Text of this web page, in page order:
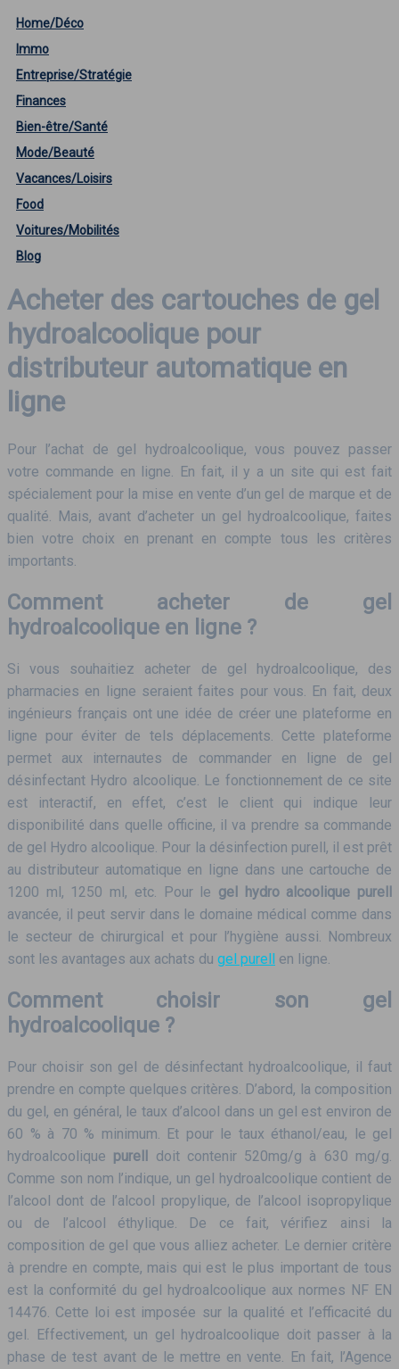
Home/Déco
Immo
Entreprise/Stratégie
Finances
Bien-être/Santé
Mode/Beauté
Vacances/Loisirs
Food
Voitures/Mobilités
Blog
Acheter des cartouches de gel
hydroalcoolique pour
distributeur automatique en
ligne
Pour l’achat de gel hydroalcoolique, vous pouvez passer
votre commande en ligne. En fait, il y a un site qui est fait
spécialement pour la mise en vente d’un gel de marque et de
qualité. Mais, avant d’acheter un gel hydroalcoolique, faites
bien votre choix en prenant en compte tous les critères
importants.
Comment acheter de gel
hydroalcoolique en ligne ?
Si vous souhaitiez acheter de gel hydroalcoolique, des
pharmacies en ligne seraient faites pour vous. En fait, deux
ingénieurs français ont une idée de créer une plateforme en
ligne pour éviter de tels déplacements. Cette plateforme
permet aux internautes de commander en ligne de gel
désinfectant Hydro alcoolique. Le fonctionnement de ce site
est interactif, en effet, c’est le client qui indique leur
disponibilité dans quelle officine, il va prendre sa commande
de gel Hydro alcoolique. Pour la désinfection purell, il est prêt
au distributeur automatique en ligne dans une cartouche de
1200 ml, 1250 ml, etc. Pour le gel hydro alcoolique purell
avancée, il peut servir dans le domaine médical comme dans
le secteur de chirurgical et pour l’hygiène aussi. Nombreux
sont les avantages aux achats du gel purell en ligne.
Comment choisir son gel
hydroalcoolique ?
Pour choisir son gel de désinfectant hydroalcoolique, il faut
prendre en compte quelques critères. D’abord, la composition
du gel, en général, le taux d’alcool dans un gel est environ de
60 % à 70 % minimum. Et pour le taux éthanol/eau, le gel
hydroalcoolique purell
doit contenir 520mg/g à 630 mg/g.
Comme son nom l’indique, un gel hydroalcoolique contient de
l’alcool dont de l’alcool propylique, de l’alcool isopropylique
ou de l’alcool éthylique. De ce fait, vérifiez ainsi la
composition de gel que vous alliez acheter. Le dernier critère
à prendre en compte, mais qui est le plus important de tous
est la conformité du gel hydroalcoolique aux normes NF EN
14476. Cette loi est imposée sur la qualité et l’efficacité du
gel. Effectivement, un gel hydroalcoolique doit passer à la
phase de test avant de le mettre en vente. En fait, l’Agence